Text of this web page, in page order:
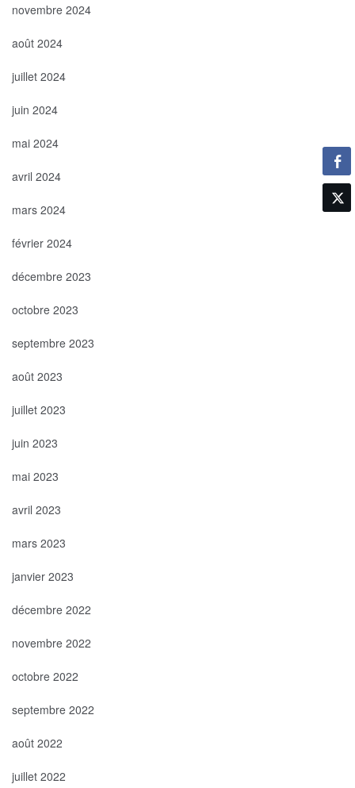
novembre 2024
août 2024
juillet 2024
juin 2024
mai 2024
avril 2024
mars 2024
février 2024
décembre 2023
octobre 2023
septembre 2023
août 2023
juillet 2023
juin 2023
mai 2023
avril 2023
mars 2023
janvier 2023
décembre 2022
novembre 2022
octobre 2022
septembre 2022
août 2022
juillet 2022